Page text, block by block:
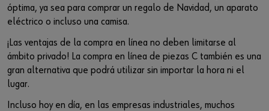
¿Ha olvidado su contraseña?
Recordar datos de acceso
Iniciar sesión
Sistema de gestión de almacenes
Gestión de materiales
Integración de proveedores
Industrias
Conjuntos
Herramientas
Piezas especiales
Eventos
Ferias
Noticias
Descarga
óptima, ya sea para comprar un regalo de Navidad, un aparato
eléctrico o incluso una camisa.
¡Las ventajas de la compra en línea no deben limitarse al
ámbito privado! La compra en línea de piezas C también es una
gran alternativa que podrá utilizar sin importar la hora ni el
lugar.
Incluso hoy en día, en las empresas industriales, muchos